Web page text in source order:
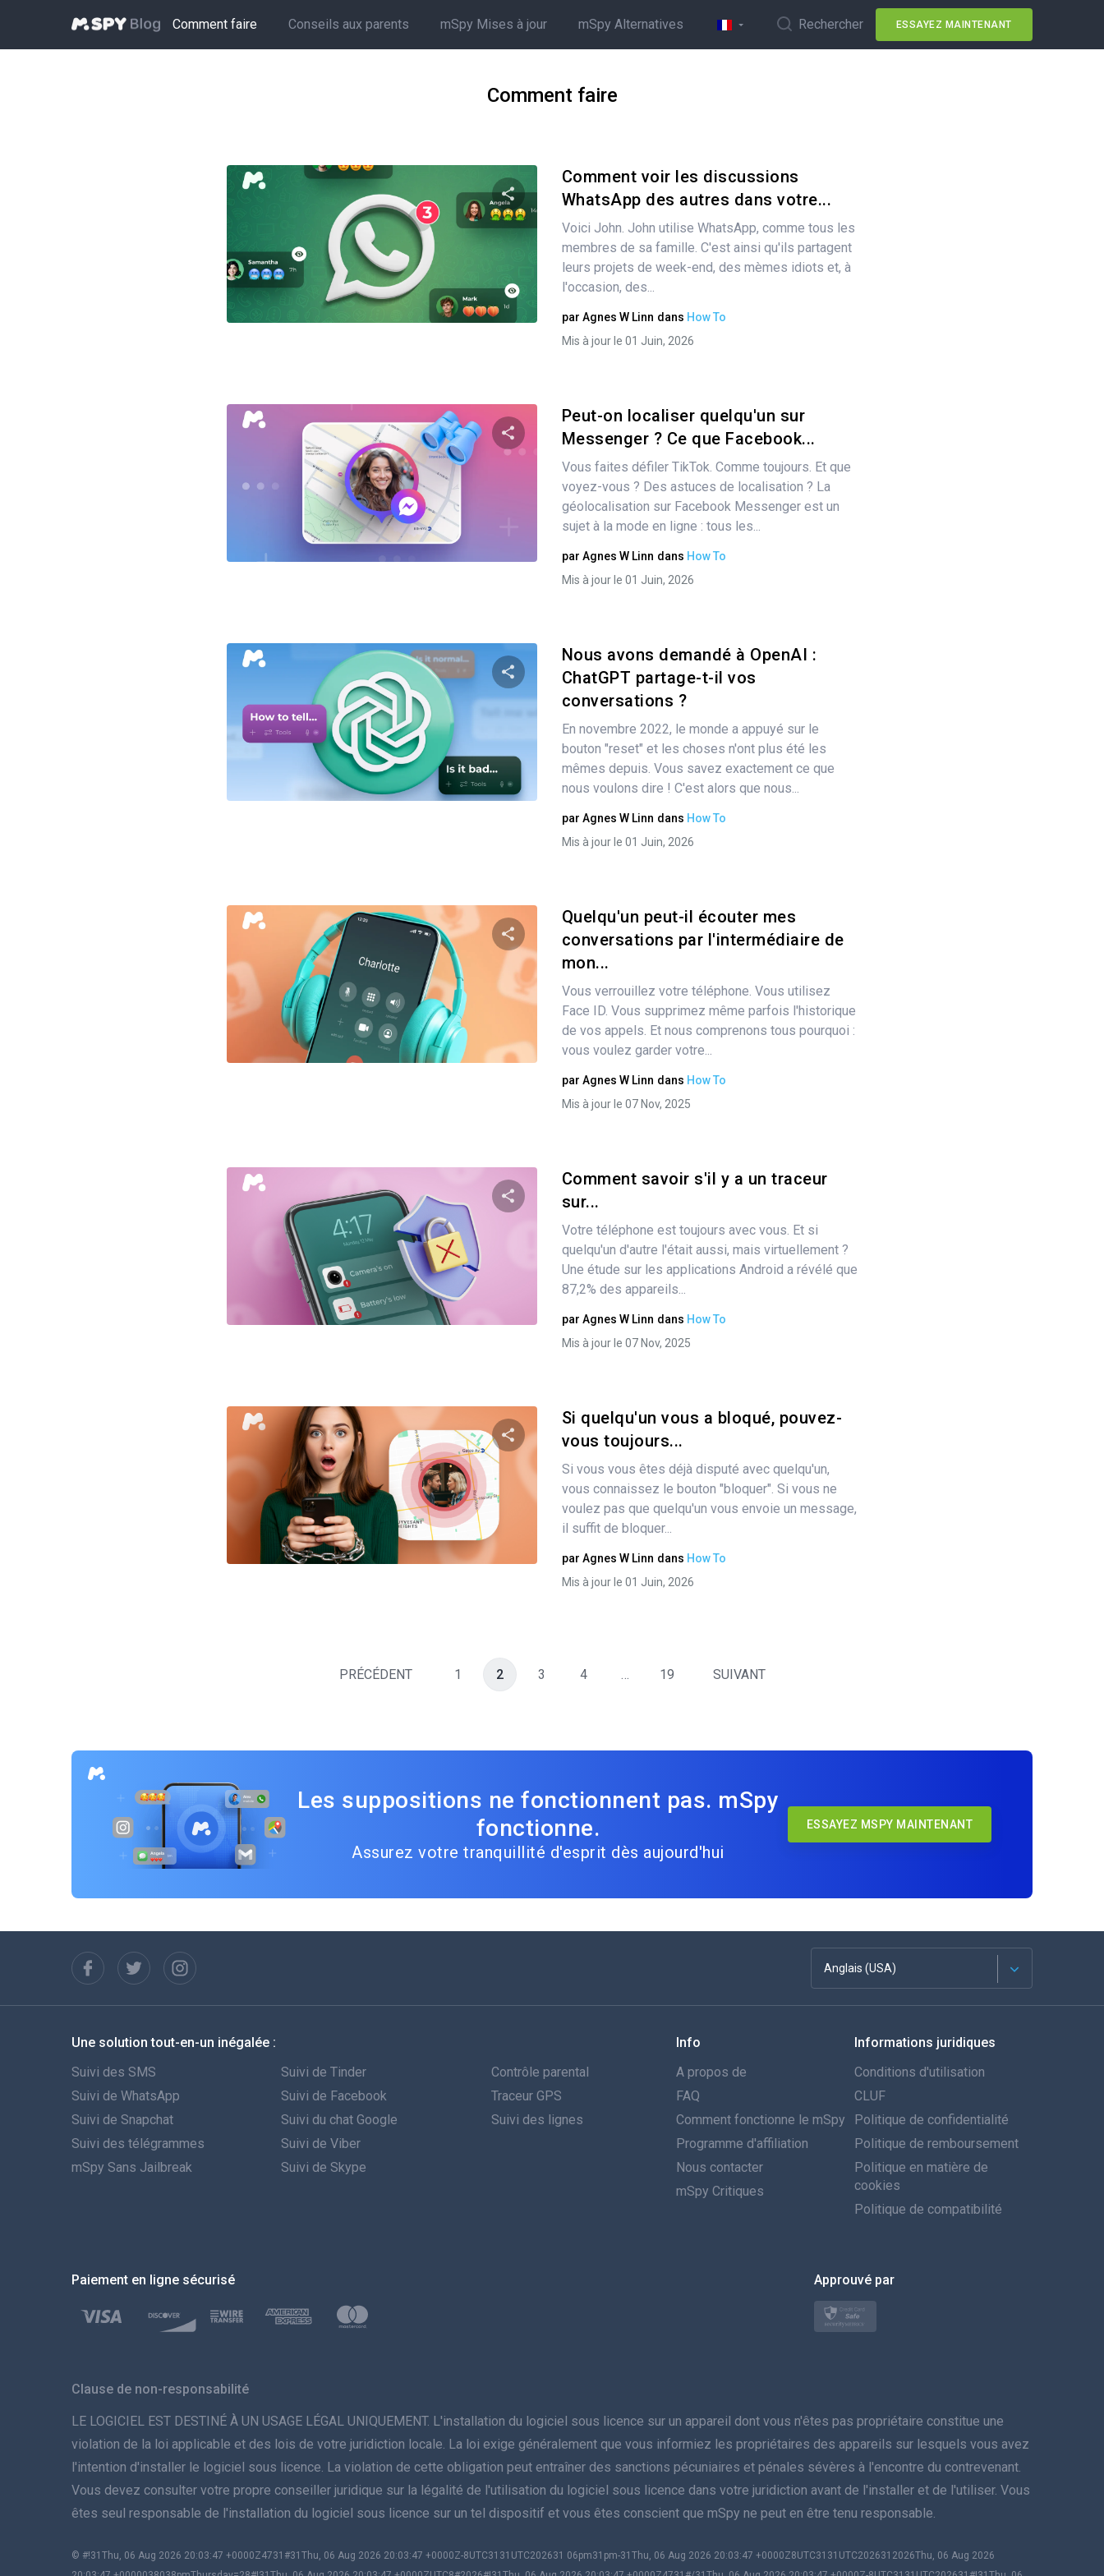
Comment faire Conseils aux parents mSpy Mises à jour mSpy Alternatives Rechercher ESSAYEZ MAINTENANT
Comment faire
Partager
Twitter
Comment voir les discussions
WhatsApp des autres dans votre...
Voici John. John utilise WhatsApp, comme tous les
membres de sa famille. C'est ainsi qu'ils partagent
leurs projets de week-end, des mèmes idiots et, à
l'occasion, des...
par Agnes W Linn dans How To
Mis à jour le 01 Juin, 2026
Partager
Peut-on localiser quelqu'un sur
Messenger ? Ce que Facebook...
Vous faites défiler TikTok. Comme toujours. Et que
voyez-vous ? Des astuces de localisation ? La
géolocalisation sur Facebook Messenger est un
sujet à la mode en ligne : tous les...
par Agnes W Linn dans How To
Mis à jour le 01 Juin, 2026
Twitter Copier le lien
Nous avons demandé à OpenAI :
ChatGPT partage-t-il vos
conversations ?
En novembre 2022, le monde a appuyé sur le
bouton "reset" et les choses n'ont plus été les
mêmes depuis. Vous savez exactement ce que
nous voulons dire ! C'est alors que nous...
par Agnes W Linn dans How To
Mis à jour le 01 Juin, 2026
Twitter Copier le lien
Quelqu'un peut-il écouter mes
conversations par l'intermédiaire de
mon...
Vous verrouillez votre téléphone. Vous utilisez
Face ID. Vous supprimez même parfois l'historique
de vos appels. Et nous comprenons tous pourquoi :
vous voulez garder votre...
par Agnes W Linn dans How To
Mis à jour le 07 Nov, 2025
Partager
Comment savoir s'il y a un traceur
sur...
Votre téléphone est toujours avec vous. Et si
quelqu'un d'autre l'était aussi, mais virtuellement ?
Une étude sur les applications Android a révélé que
87,2% des appareils...
par Agnes W Linn dans How To
Mis à jour le 07 Nov, 2025
Partager
Si quelqu'un vous a bloqué, pouvez-
vous toujours...
Si vous vous êtes déjà disputé avec quelqu'un,
vous connaissez le bouton "bloquer". Si vous ne
voulez pas que quelqu'un vous envoie un message,
il suffit de bloquer...
par Agnes W Linn dans How To
Mis à jour le 01 Juin, 2026
PRÉCÉDENT 1 2 3 4 … 19 SUIVANT
Les suppositions ne fonctionnent pas. mSpy
fonctionne.
Assurez votre tranquillité d'esprit dès aujourd'hui
ESSAYEZ MSPY MAINTENANT
Anglais (USA)
Français
Espagnol
Português
Italiano
العربية
Türkçe
Polski
Svenska
简体中文
Dansk
Une solution tout-en-un inégalée :
Suivi des SMS
Suivi de WhatsApp
Suivi de Snapchat
Suivi des télégrammes
mSpy Sans Jailbreak
Suivi de Tinder
Suivi de Facebook
Suivi du chat Google
Suivi de Viber
Suivi de Skype
Contrôle parental
Traceur GPS
Suivi des lignes
Info
A propos de
FAQ
Comment fonctionne le mSpy
Programme d'affiliation
Nous contacter
mSpy Critiques
Informations juridiques
Conditions d'utilisation
CLUF
Politique de confidentialité
Politique de remboursement
Politique en matière de
cookies
Politique de compatibilité
Paiement en ligne sécurisé Approuvé par
Clause de non-responsabilité
LE LOGICIEL EST DESTINÉ À UN USAGE LÉGAL UNIQUEMENT. L'installation du logiciel sous licence sur un appareil dont vous n'êtes pas propriétaire constitue une
violation de la loi applicable et des lois de votre juridiction locale. La loi exige généralement que vous informiez les propriétaires des appareils sur lesquels vous avez
l'intention d'installer le logiciel sous licence. La violation de cette obligation peut entraîner des sanctions pécuniaires et pénales sévères à l'encontre du contrevenant.
Vous devez consulter votre propre conseiller juridique sur la légalité de l'utilisation du logiciel sous licence dans votre juridiction avant de l'installer et de l'utiliser. Vous
êtes seul responsable de l'installation du logiciel sous licence sur un tel dispositif et vous êtes conscient que mSpy ne peut en être tenu responsable.
© #!31Thu, 06 Aug 2026 20:03:47 +0000Z4731#31Thu, 06 Aug 2026 20:03:47 +0000Z-8UTC3131UTC202631 06pm31pm-31Thu, 06 Aug 2026 20:03:47 +0000Z8UTC3131UTC2026312026Thu, 06 Aug 2026